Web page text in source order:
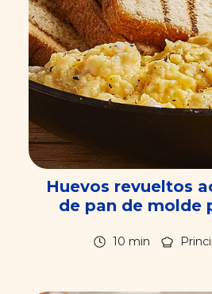
Huevos revueltos
de pan de molde
10 min